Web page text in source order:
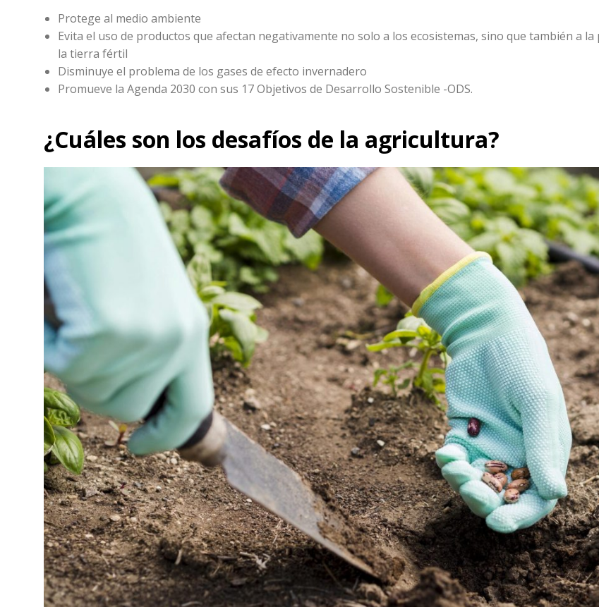
Protege al medio ambiente
Evita el uso de productos que afectan negativamente no solo a los ecosistemas, sino que también a la
la tierra fértil
Disminuye el problema de los gases de efecto invernadero
Promueve la Agenda 2030 con sus 17 Objetivos de Desarrollo Sostenible -ODS.
¿Cuáles son los desafíos de la agricultura?